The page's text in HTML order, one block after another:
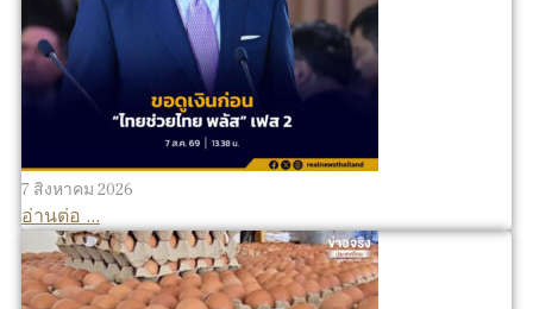
7 สิงหาคม 2026
อ่านต่อ ...